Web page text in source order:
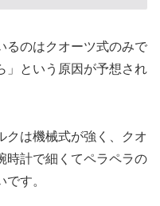
るのはクオーツ式のみで
」という原因が予想され
クは機械式が強く、クオ
時計で細くてペラペラの
す。